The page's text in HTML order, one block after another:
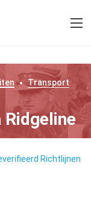
Transport
Ridgeline
Richtlijnen